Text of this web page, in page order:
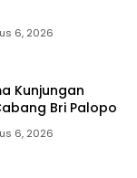
6, 2026
Kunjungan
Bri Palopo
6, 2026